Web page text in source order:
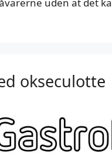
okseculotte